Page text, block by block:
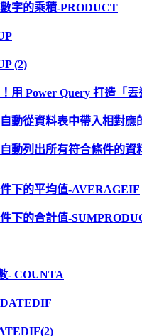
字的乘積-PRODUCT
(2)
用 Power Query 打造「
動從資料表中帶入相對應
動列出所有符合條件的資
下的平均值-AVERAGEIF
下的合計值-
- COUNTA